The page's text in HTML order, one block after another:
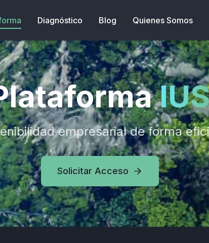
Diagnóstico Blog Quienes Somos
empresarial de forma
Solicitar Acceso